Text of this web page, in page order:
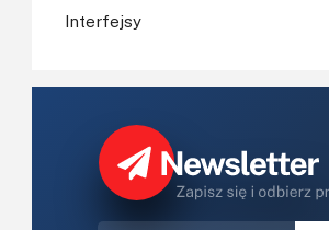
Interfejsy
Koła Naukowe
Książki
Lasery
LED/LCD/OLED